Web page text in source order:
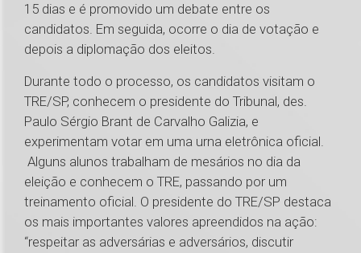
15 dias e é promovido um debate entre os
candidatos. Em seguida, ocorre o dia de votação e
depois a diplomação dos eleitos.
Durante todo o processo, os candidatos visitam o
TRE/SP, conhecem o presidente do Tribunal, des.
Paulo Sérgio Brant de Carvalho Galizia, e
experimentam votar em uma urna eletrônica oficial.
Alguns alunos trabalham de mesários no dia da
eleição e conhecem o TRE, passando por um
treinamento oficial. O presidente do TRE/SP destaca
os mais importantes valores apreendidos na ação:
“respeitar as adversárias e adversários, discutir